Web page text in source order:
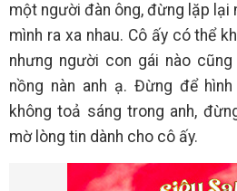
một người đàn ông, đừng lặp
mình ra xa nhau. Cô ấy có thể
nhưng người con gái nào
nồng nàn anh ạ. Đừng để
không toả sáng trong anh,
mờ lòng tin dành cho cô ấy.